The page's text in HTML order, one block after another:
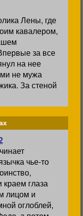
Лены, где
кавалером,
за все
на нее
не мужа
За стеной
чье-то
краем глаза
лицом и
оглоблей,